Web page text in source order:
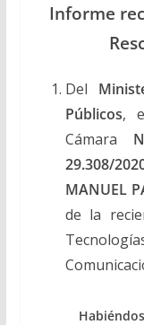
Informe
Del
Públicos,
Cámara
29.308/
MANUEL
de la